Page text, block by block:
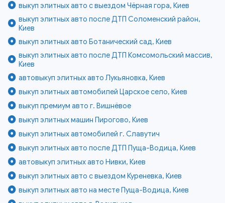
выкуп элитных авто с выездом Чёрная гора, Киев
выкуп элитных авто после ДТП Соломенский район,
Киев
выкуп элитных авто Ботанический сад, Киев
выкуп элитных авто после ДТП Комсомольский массив,
Киев
автовыкуп элитных авто Лукьяновка, Киев
выкуп элитных автомобилей Царское село, Киев
выкуп премиум авто г. Вишнёвое
выкуп элитных машин Пирогово, Киев
выкуп элитных автомобилей г. Славутич
выкуп элитных авто после ДТП Пуща-Водица, Киев
автовыкуп элитных авто Нивки, Киев
выкуп элитных авто с выездом Куреневка, Киев
выкуп элитных авто на месте Пуща-Водица, Киев